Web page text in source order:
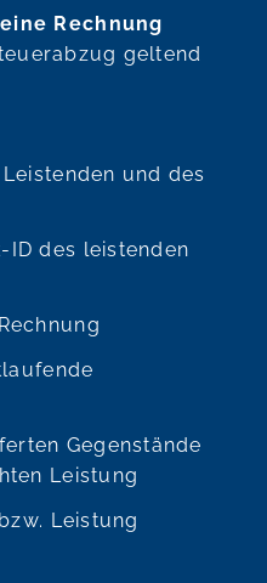
Rechnung
geltend
und des
ID des leistenden
Gegenstände
Leistung
Leistung